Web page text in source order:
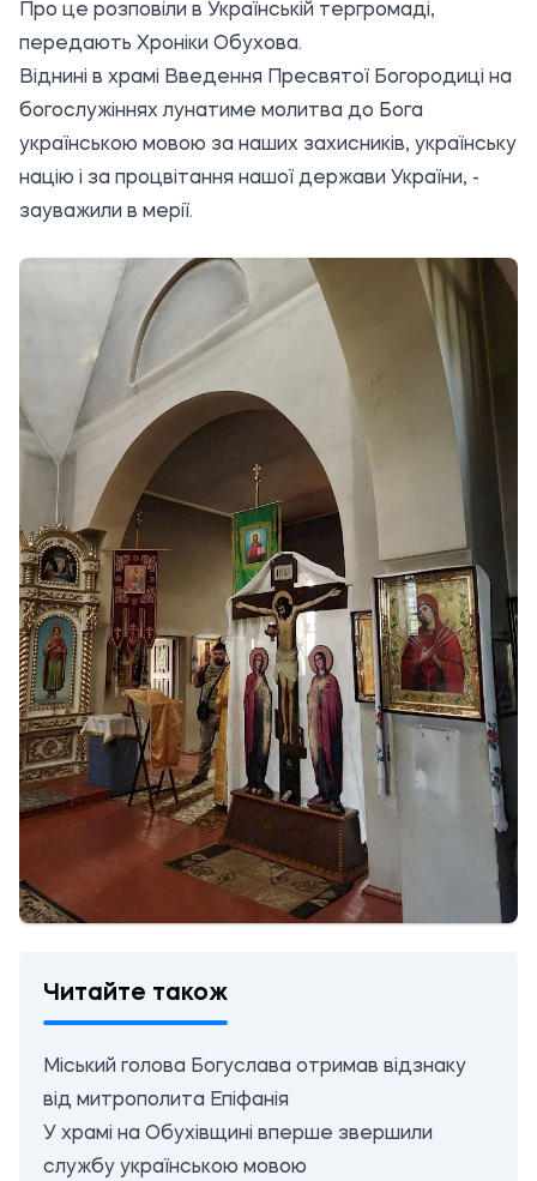
Про це розповіли в Українській тергромаді,
передають Хроніки Обухова.
Віднині в храмі Введення Пресвятої Богородиці на
богослужіннях лунатиме молитва до Бога
українською мовою за наших захисників, українську
націю і за процвітання нашої держави України, -
зауважили в мерії.
Читайте також
Міський голова Богуслава отримав відзнаку
від митрополита Епіфанія
У храмі на Обухівщині вперше звершили
службу українською мовою